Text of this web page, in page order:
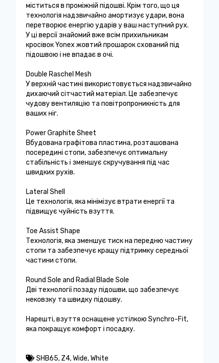
міститься в проміжній підошві. Крім того, що ця
технологія надзвичайно амортизує удари, вона
перетворює енергію ударів у ваш наступний рух.
У ці версії знайомий вже всім прихильникам
кросівок Yonex жовтий прошарок схований під
підошвою і не впадає в очі.
Double Raschel Mesh
У верхній частині використовується надзвичайно
дихаючий сітчастий матеріал. Це забезпечує
чудову вентиляцію та повітропроникність для
ваших ніг.
Power Graphite Sheet
Вбудована графітова пластина, розташована
посередині стопи, забезпечує оптимальну
стабільність і зменшує скручування під час
швидких рухів.
Lateral Shell
Це технологія, яка мінімізує втрати енергії та
підвищує чуйність взуття.
Toe Assist Shape
Технологія, яка зменшує тиск на передню частину
стопи та забезпечує кращу підтримку середньої
частини стопи.
Round Sole and Radial Blade Sole
Дві технології позаду підошви, що забезпечує
нековзку та швидку підошву.
Нарешті, взуття оснащене устілкою Synchro-Fit,
яка покращує комфорт і посадку.
SHB65, Z4,Wide,White